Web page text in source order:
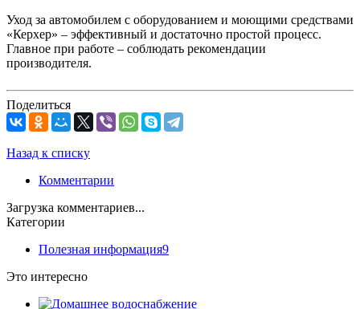
Уход за автомобилем с оборудованием и моющими средствами
«Керхер» – эффективный и достаточно простой процесс.
Главное при работе – соблюдать рекомендации
производителя.
Поделиться
Назад к списку
Комментарии
Загрузка комментариев...
Категории
Полезная информация9
Это интересно